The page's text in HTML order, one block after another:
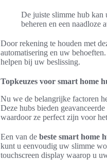
De juiste slimme hub kan
beheren en een naadloze
Door rekening te houden met
automatisering en uw
helpen bij uw beslissing.
Topkeuzes voor smart home
Nu we de belangrijke factoren
Deze hubs bieden
waardoor ze perfect zijn voor
Een van de beste smart home
kunt u eenvoudig uw slimme
touchscreen display waarop u